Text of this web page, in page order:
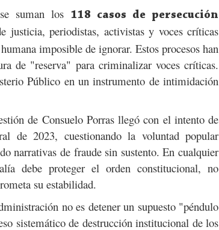
suman los
118 casos de persecución
justicia, periodistas, activistas y voces críticas
imposible de ignorar. Estos procesos han
de "reserva" para criminalizar voces críticas.
Público en un instrumento de intimidación
de Consuelo Porras llegó con el intento de
de 2023, cuestionando la voluntad popular
narrativas de fraude sin sustento. En cualquier
debe proteger el orden constitucional, no
su estabilidad.
no es detener un supuesto "péndulo
sistemático de destrucción institucional de los